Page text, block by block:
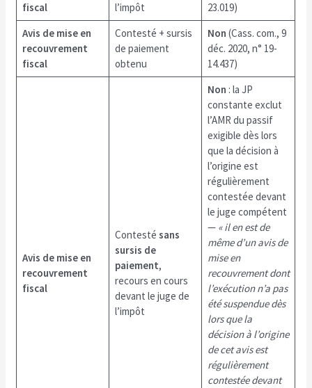
fiscal
l’impôt
23.019)
Avis de mise en
recouvrement
fiscal
Contesté + sursis
de paiement
obtenu
Non (Cass. com., 9
déc. 2020, n° 19-
14.437)
Avis de mise en
recouvrement
fiscal
Contesté sans
sursis de
paiement,
recours en cours
devant le juge de
l’impôt
Non : la JP
constante exclut
l’AMR du passif
exigible dès lors
que la décision à
l’origine est
régulièrement
contestée devant
le juge compétent
— « il en est de
même d’un avis de
mise en
recouvrement dont
l’exécution n’a pas
été suspendue dès
lors que la
décision à l’origine
de cet avis est
régulièrement
contestée devant